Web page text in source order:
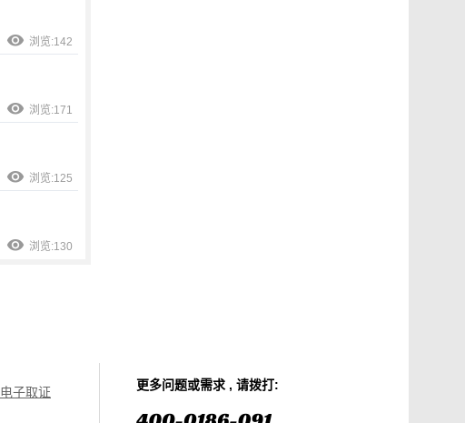
浏览:142
浏览:171
浏览:125
浏览:130
子取证 更多问题或需求 , 请拨打: